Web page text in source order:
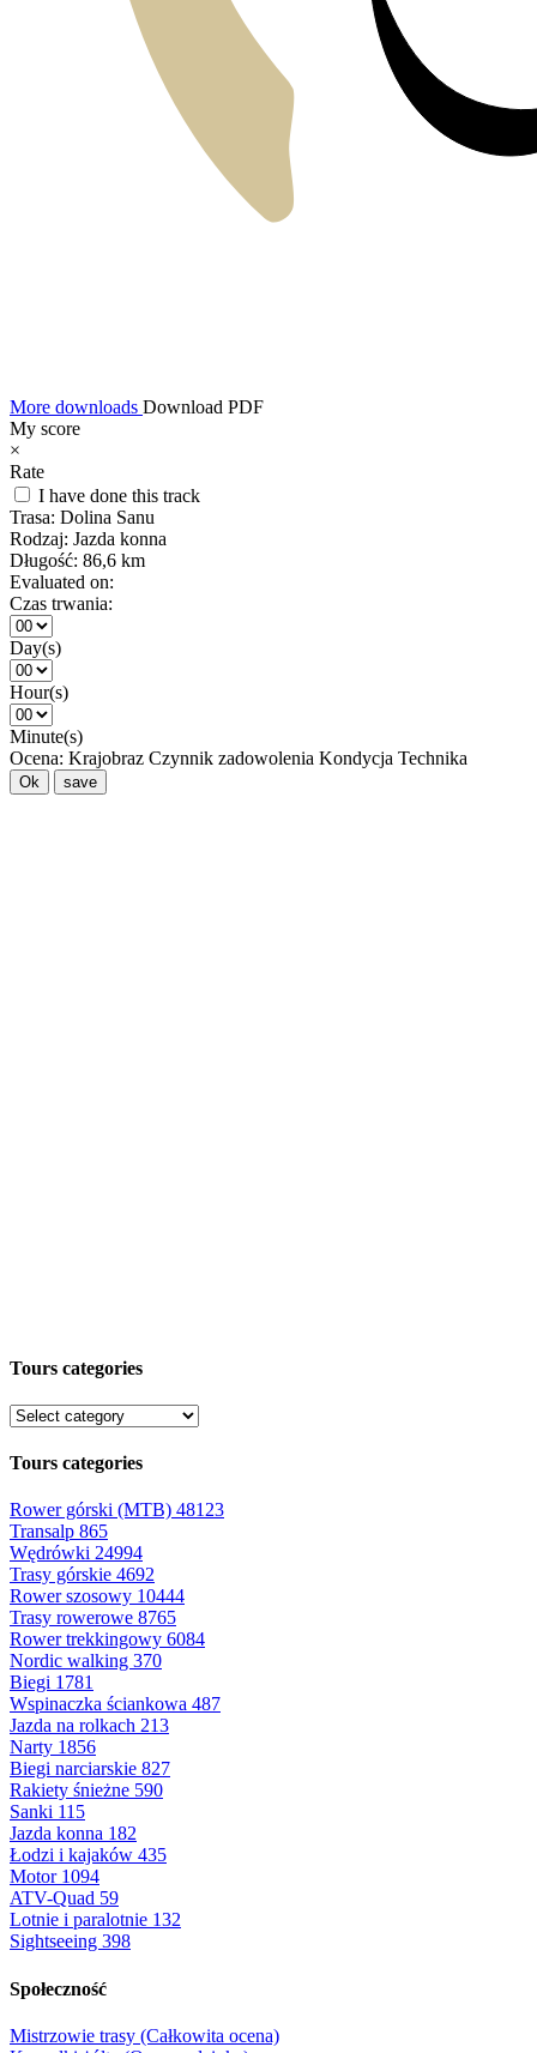
More downloads Download PDF
My score
×
Rate
I have done this track
Trasa: Dolina Sanu
Rodzaj: Jazda konna
Długość: 86,6 km
Evaluated on:
Czas trwania:
Day(s)
Hour(s)
Minute(s)
Ocena: Krajobraz Czynnik zadowolenia Kondycja Technika
Ok save
Tours categories
Tours categories
Rower górski (MTB) 48123
Transalp 865
Wędrówki 24994
Trasy górskie 4692
Rower szosowy 10444
Trasy rowerowe 8765
Rower trekkingowy 6084
Nordic walking 370
Biegi 1781
Wspinaczka ściankowa 487
Jazda na rolkach 213
Narty 1856
Biegi narciarskie 827
Rakiety śnieżne 590
Sanki 115
Jazda konna 182
Łodzi i kajaków 435
Motor 1094
ATV-Quad 59
Lotnie i paralotnie 132
Sightseeing 398
Społeczność
Mistrzowie trasy (Całkowita ocena)